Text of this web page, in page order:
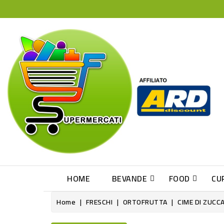
HOME BEVANDE FOOD
Home FRESCHI ORTOFRUTTA CIME DI